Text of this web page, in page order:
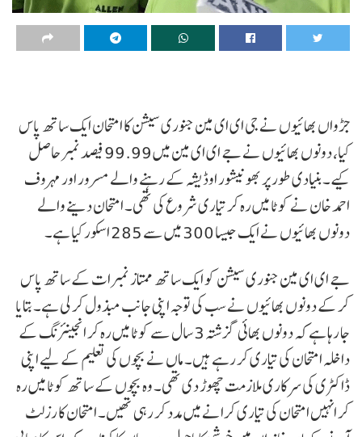
جڑواں بھائیوں نے جی ای ای مین جنوری سیشن کا امتحان ایک ساتھ پاس
کیا، دونوں بھائیوں نے جے ای ای مین میں 99.99 فیصد نمبر حاصل
کیے۔ بنیادی طور پر بھونیشور اوڈیشہ کے رہنے والے مسرور اور مہروف
احمد خان نے کوٹا میں رہ کر تیاری شروع کی تھی۔ امتحان دینے والے
دونوں بھائیوں نے ایک جیسا 300 میں سے 285 اسکور کیا ہے۔
جے ای ای مین جنوری سیشن کو ایک ساتھ ممتاز نمبرات کے ساتھ پاس
کر کے دونوں بھائیوں نے سب کی توجہ اپنی جانب مبذول کر لی ہے۔ بتایا
جا رہا ہے کہ دونوں بھائی گزشتہ 3 سال سے کوٹا میں رہ کر انجینئرنگ کے
داخلہ امتحان کی تیاری کر رہے ہیں۔ ماں نے بچوں کی تعلیم کے لیے اپنی
ڈاکٹری کی سرکاری ملازمت چھوڑ دی تھی۔ وہ بچوں کے ساتھ کوٹا میں رہ
کر انہیں امتحان کی تیاری کرانے میں مدد کر رہی تھیں۔ امتحان کا رزلٹ